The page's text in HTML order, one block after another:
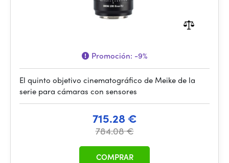
Promoción: -9%
El quinto objetivo cinematográfico de Meike de la
serie para cámaras con sensores
715.28 €
784.08 €
COMPRAR